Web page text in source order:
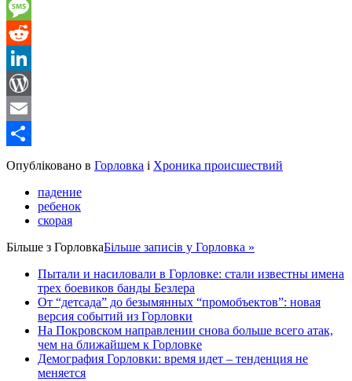
Gmail
Message
Reddit
LinkedIn
WordPress
Email
Share
Опубліковано в Горловка і Хроника происшествий
падение
ребенок
скорая
Більше з ГорловкаБільше записів у Горловка »
Пытали и насиловали в Горловке: стали известны имена
трех боевиков банды Безлера
От “детсада” до безымянных “промобъектов”: новая
версия событий из Горловки
На Покровском направлении снова больше всего атак,
чем на ближайшем к Горловке
Демография Горловки: время идет – тенденция не
меняется